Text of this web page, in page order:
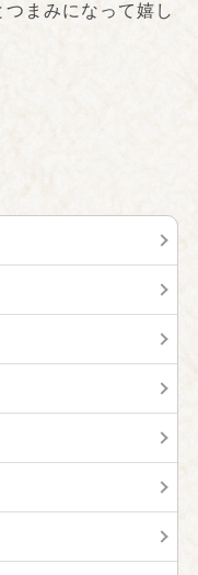
まみになって嬉し